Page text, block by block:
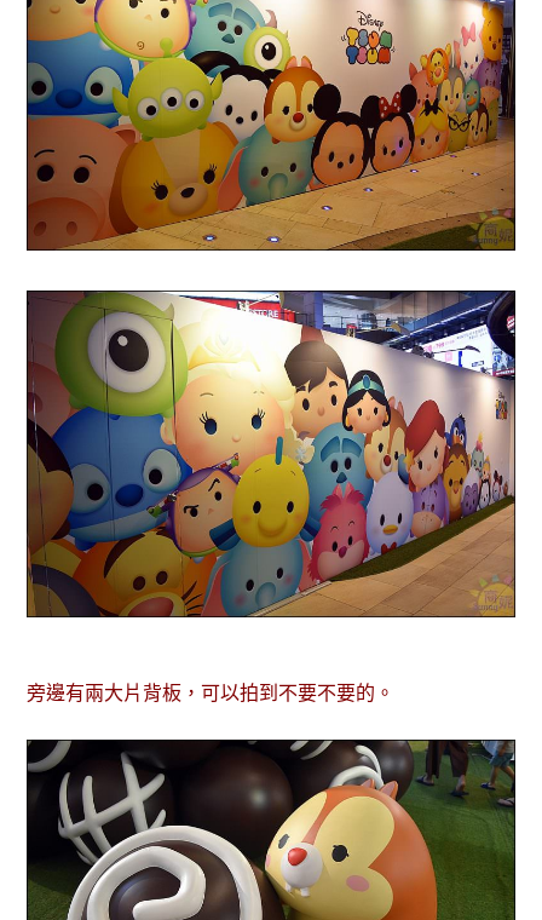
旁邊有兩大片背板，可以拍到不要不要的。